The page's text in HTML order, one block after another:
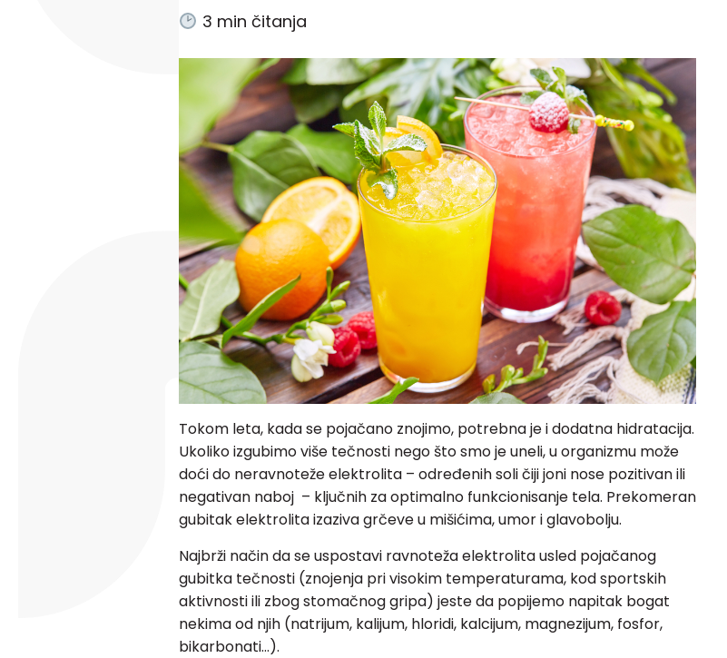
3 min čitanja
Tokom leta, kada se pojačano znojimo, potrebna je i dodatna hidratacija.
Ukoliko izgubimo više tečnosti nego što smo je uneli, u organizmu može
doći do neravnoteže elektrolita – određenih soli čiji joni nose pozitivan ili
negativan naboj – ključnih za optimalno funkcionisanje tela. Prekomeran
gubitak elektrolita izaziva grčeve u mišićima, umor i glavobolju.
Najbrži način da se uspostavi ravnoteža elektrolita usled pojačanog
gubitka tečnosti (znojenja pri visokim temperaturama, kod sportskih
aktivnosti ili zbog stomačnog gripa) jeste da popijemo napitak bogat
nekima od njih (natrijum, kalijum, hloridi, kalcijum, magnezijum, fosfor,
bikarbonati…).